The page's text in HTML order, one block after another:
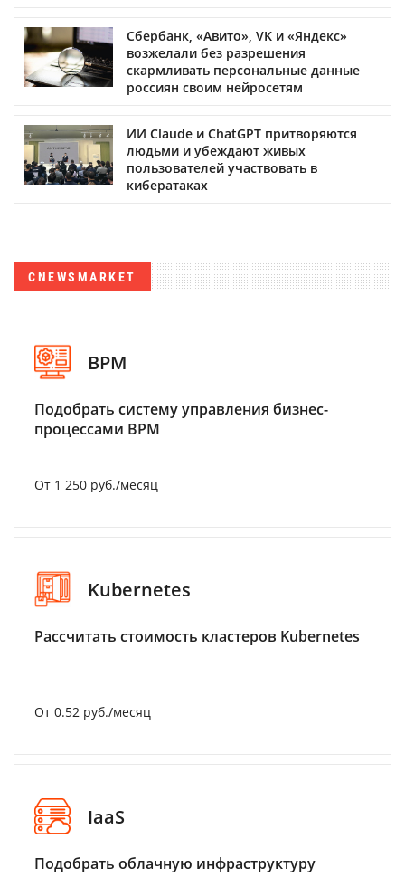
Сбербанк, «Авито», VK и «Яндекс»
возжелали без разрешения
скармливать персональные данные
россиян своим нейросетям
ИИ Claude и ChatGPT притворяются
людьми и убеждают живых
пользователей участвовать в
кибератаках
CNEWSMARKET
BPM
Подобрать систему управления бизнес-
процессами BPM
От 1 250 руб./месяц
Kubernetes
Рассчитать стоимость кластеров Kubernetes
От 0.52 руб./месяц
IaaS
Подобрать облачную инфраструктуру